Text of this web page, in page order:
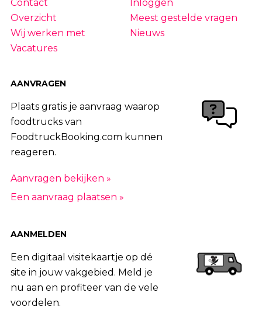
Contact
Inloggen
Overzicht
Meest gestelde vragen
Wij werken met
Nieuws
Vacatures
AANVRAGEN
Plaats gratis je aanvraag waarop
foodtrucks van
FoodtruckBooking.com kunnen
reageren.
Aanvragen bekijken »
Een aanvraag plaatsen »
AANMELDEN
Een digitaal visitekaartje op dé
site in jouw vakgebied. Meld je
nu aan en profiteer van de vele
voordelen.